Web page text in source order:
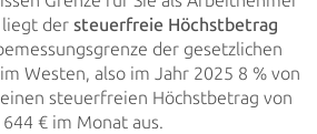
der steuerfreie Höchstbetrag
der gesetzlichen
Westen, also im Jahr 2025 8 % von
steuerfreien Höchstbetrag von
€ im Monat aus.